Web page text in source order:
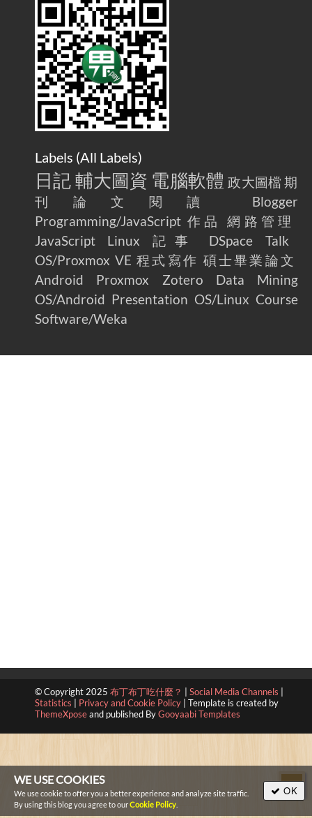
Labels (All Labels)
日記 輔大圖資 電腦軟體 政大圖檔 期
刊論文閱讀
Blogger
Programming/JavaScript 作品
網路管理
JavaScript
Linux 記事 DSpace
Talk
OS/Proxmox VE 程式寫作 碩士畢業論文
Android
Proxmox Zotero
Data Mining
OS/Android Presentation OS/Linux Course
Software/Weka
© Copyright 2025 布丁布丁吃什麼？ Social Media Channels
Statistics
Privacy and Cookie Policy
Template is created by
ThemeXposeand published ByGooyaabi Templates
OK
WE USE COOKIES
We use cookie to offer you a better experience and analyze site traffic.
By using this blog you agree to ourCookie Policy